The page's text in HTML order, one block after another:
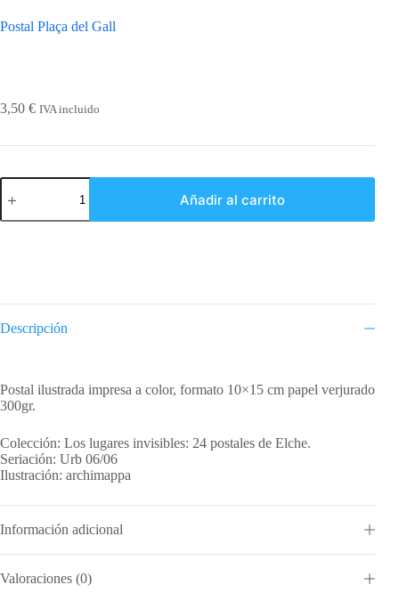
Postal Plaça del Gall
3,50 € IVA incluido
Postal
Plaça
Añadir al carrito
Descripción
Postal ilustrada impresa a color, formato 10×15 cm papel verjurado
300gr.
Colección: Los lugares invisibles: 24 postales de Elche.
Seriación: Urb 06/06
Ilustración: archimappa
Información adicional
Valoraciones (0)